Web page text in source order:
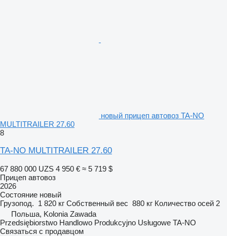
новый прицеп автовоз TA-NO
MULTITRAILER 27.60
8
TA-NO MULTITRAILER 27.60
67 880 000 UZS 4 950 € ≈ 5 719 $
Прицеп автовоз
2026
Состояние новый
Грузопод. 1 820 кг Собственный вес 880 кг Количество осей 2
Польша, Kolonia Zawada
Przedsiębiorstwo Handlowo Produkcyjno Usługowe TA-NO
Связаться с продавцом